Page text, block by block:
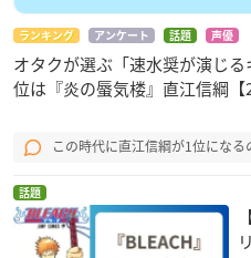
ランキング アンケート 話題 声優
オタクが選ぶ「速水奨が演じ
位は『炎の蜃気楼』直江信綱【
この時代に直江信綱が1位にな
話題